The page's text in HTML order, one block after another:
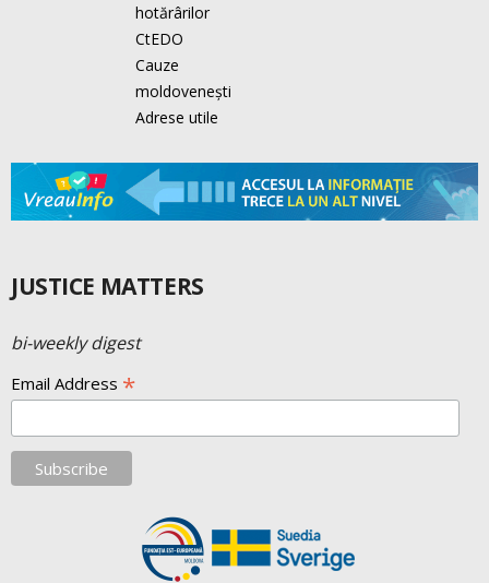
hotărârilor
CtEDO
Cauze
moldovenești
Adrese utile
JUSTICE MATTERS
bi-weekly digest
Email Address *